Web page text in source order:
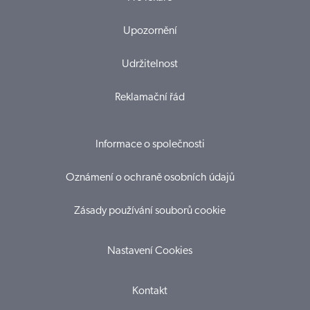
Upozornění
Udržitelnost
Reklamační řád
Informace o společnosti
Oznámení o ochraně osobních údajů
Zásady používání souborů cookie
Nastavení Cookies
Kontakt